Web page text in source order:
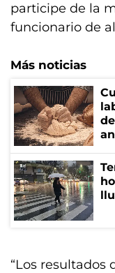
participe de la
funcionario de
Más noticias
“Los resultados